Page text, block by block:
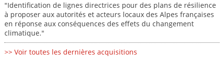
"Identification de lignes directrices pour des plans de résilience
à proposer aux autorités et acteurs locaux des Alpes françaises
en réponse aux conséquences des effets du changement
climatique."
>> Voir toutes les dernières acquisitions